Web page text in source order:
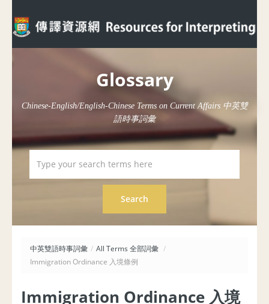
Glossary
Chinese-English/English-Chinese Terms on Current Affairs 中英雙
語時事詞彙
中英雙語時事詞彙 / All Terms 全部詞彙 /
Immigration Ordinance 入境條例
Immigration Ordinance 入境